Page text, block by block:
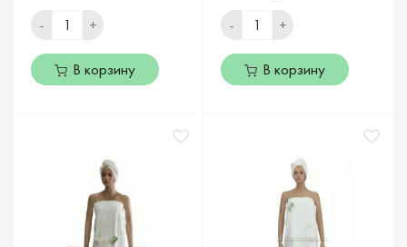
- +
В корзину
- +
В корзину